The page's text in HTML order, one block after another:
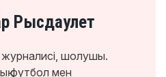
Рысдаулет
шолушы.
футбол мен